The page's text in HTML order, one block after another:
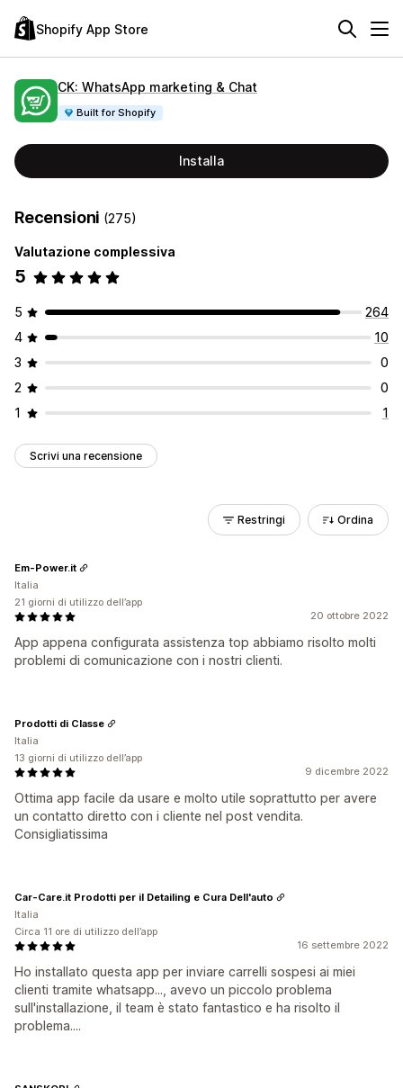
Shopify App Store
CK: WhatsApp marketing & Chat
Built for Shopify
Installa
Recensioni (275)
Valutazione complessiva
5
5
264
4
10
3
0
2
0
1
1
Scrivi una recensione
Restringi Ordina
20 ottobre 2022
App appena configurata assistenza top abbiamo risolto molti
problemi di comunicazione con i nostri clienti.
Em-Power.it
Italia
21 giorni di utilizzo dell’app
9 dicembre 2022
Ottima app facile da usare e molto utile soprattutto per avere
un contatto diretto con i cliente nel post vendita.
Consigliatissima
Prodotti di Classe
Italia
13 giorni di utilizzo dell’app
16 settembre 2022
Ho installato questa app per inviare carrelli sospesi ai miei
clienti tramite whatsapp..., avevo un piccolo problema
sull'installazione, il team è stato fantastico e ha risolto il
problema....
Car-Care.it Prodotti per il Detailing e Cura Dell'auto
Italia
Circa 11 ore di utilizzo dell’app